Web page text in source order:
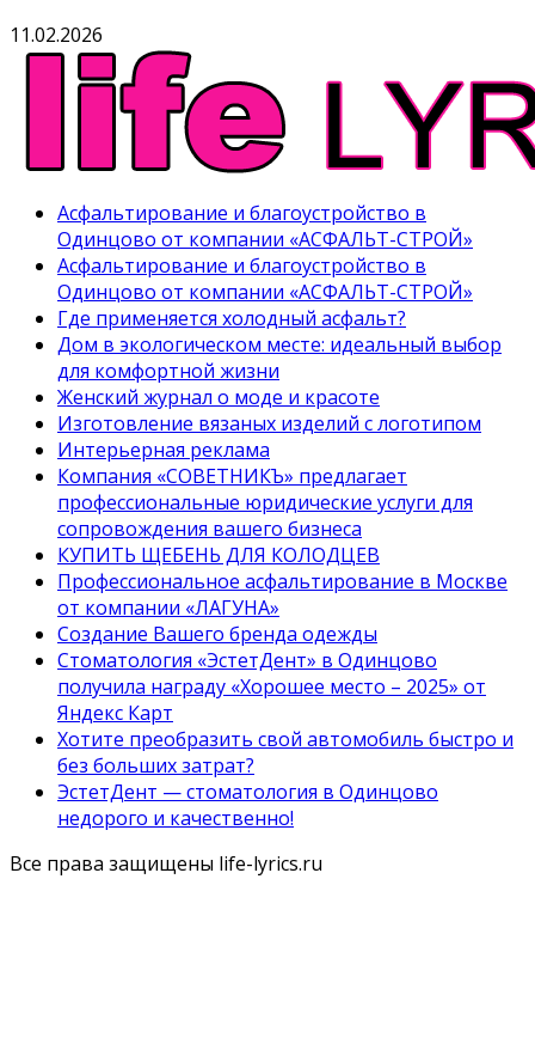
11.02.2026
Асфальтирование и благоустройство в
Одинцово от компании «АСФАЛЬТ-СТРОЙ»
Асфальтирование и благоустройство в
Одинцово от компании «АСФАЛЬТ-СТРОЙ»
Где применяется холодный асфальт?
Дом в экологическом месте: идеальный выбор
для комфортной жизни
Женский журнал о моде и красоте
Изготовление вязаных изделий с логотипом
Интерьерная реклама
Компания «СОВЕТНИКЪ» предлагает
профессиональные юридические услуги для
сопровождения вашего бизнеса
КУПИТЬ ЩЕБЕНЬ ДЛЯ КОЛОДЦЕВ
Профессиональное асфальтирование в Москве
от компании «ЛАГУНА»
Создание Вашего бренда одежды
Стоматология «ЭстетДент» в Одинцово
получила награду «Хорошее место – 2025» от
Яндекс Карт
Хотите преобразить свой автомобиль быстро и
без больших затрат?
ЭстетДент — стоматология в Одинцово
недорого и качественно!
Все права защищены life-lyrics.ru